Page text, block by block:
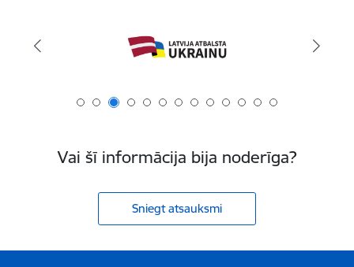
Vai šī informācija bija noderīga?
Sniegt atsauksmi